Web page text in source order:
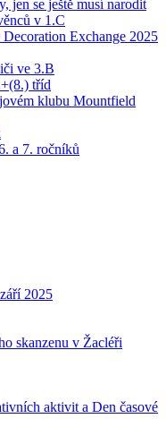
jen se ještě musí narodit
v 1.C
Exchange 2025
ve 3.B
tříd
klubu Mountfield
a 7. ročníků
2025
skanzenu v Žacléři
aktivit a Den časové